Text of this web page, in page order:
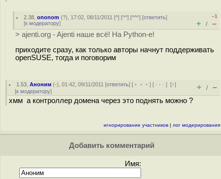
2.38 ,ononom (?), 17:02, 08/11/2011 [^] [^^] [^^^] [ответить]
[к модератору]
–1
+ / –
> ajenti.org - Ajenti наше всё! На Python-е!
приходите сразу, как только авторы начнут поддерживать
openSUSE, тогда и поговорим
1.53 ,Аноним (-), 01:42, 09/11/2011 [ответить] [ ﹢﹢﹢] [ · · ·][↑]
[к модератору] + / –
хмм а контроллер домена через это поднять можно ?
игнорирование участников | лог модерирования
Добавить комментарий
Имя: